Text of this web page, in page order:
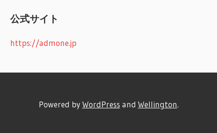
公式サイト
https://admone.jp
Powered byWordPress and Wellington.